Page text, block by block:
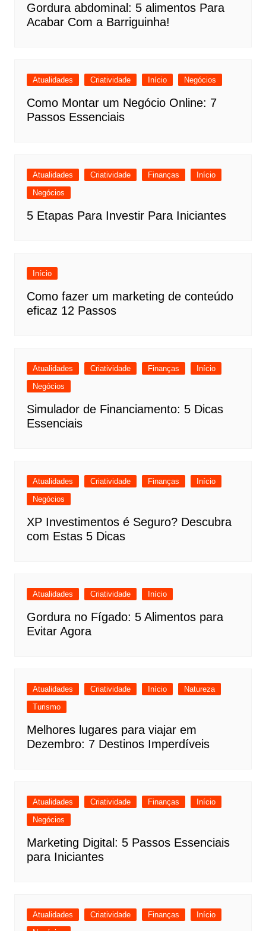
Gordura abdominal: 5 alimentos Para
Acabar Com a Barriguinha!
Atualidades Criatividade Início Negócios
Como Montar um Negócio Online: 7
Passos Essenciais
Atualidades Criatividade Finanças
Início
Negócios
5 Etapas Para Investir Para Iniciantes
Início
Como fazer um marketing de conteúdo
eficaz 12 Passos
Atualidades Criatividade Finanças
Início
Negócios
Simulador de Financiamento: 5 Dicas
Essenciais
Atualidades Criatividade Finanças
Início
Negócios
XP Investimentos é Seguro? Descubra
com Estas 5 Dicas
Atualidades Criatividade Início
Gordura no Fígado: 5 Alimentos para
Evitar Agora
Atualidades Criatividade Início
Natureza
Turismo
Melhores lugares para viajar em
Dezembro: 7 Destinos Imperdíveis
Atualidades Criatividade Finanças
Início
Negócios
Marketing Digital: 5 Passos Essenciais
para Iniciantes
Atualidades Criatividade Finanças
Início